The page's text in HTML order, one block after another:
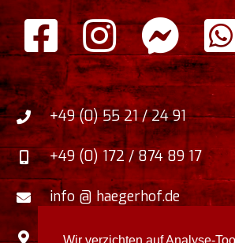
+49 (0) 55 21 / 24 91
+49 (0) 172 / 874 89 17
info @ haegerhof.de
Zum Faulborn 5,